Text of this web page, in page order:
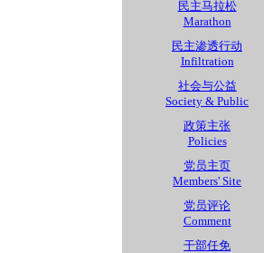
民主马拉松
Marathon
民主渗透行动
Infiltration
社会与公益
Society & Public
政策主张
Policies
党员主页
Members' Site
党员评论
Comment
干部任免